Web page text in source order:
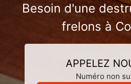
Besoin d'une
frelons à
APPELEZ
Numéro non